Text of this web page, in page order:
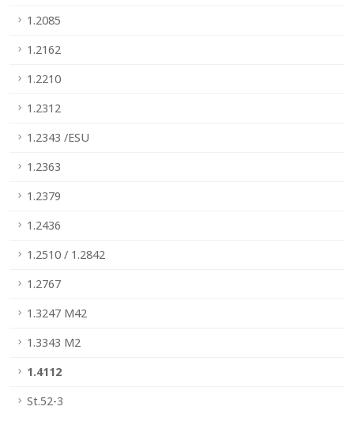
1.2085
1.2162
1.2210
1.2312
1.2343 /ESU
1.2363
1.2379
1.2436
1.2510 / 1.2842
1.2767
1.3247 M42
1.3343 M2
1.4112
St.52-3